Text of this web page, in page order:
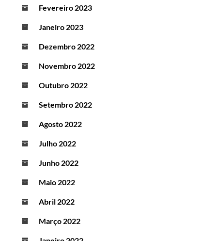
Fevereiro 2023
Janeiro 2023
Dezembro 2022
Novembro 2022
Outubro 2022
Setembro 2022
Agosto 2022
Julho 2022
Junho 2022
Maio 2022
Abril 2022
Março 2022